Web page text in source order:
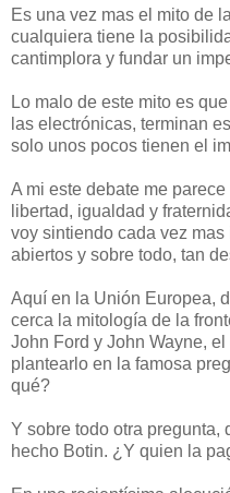
Es una vez mas el mito de
cualquiera tiene la
cantimplora y fundar un
Lo malo de este mito es
las electrónicas, terminan
solo unos pocos tienen el
A mi este debate me
libertad, igualdad y
voy sintiendo cada vez
abiertos y sobre todo, tan
Aquí en la Unión Europea,
cerca la mitología de la
John Ford y John Wayne,
plantearlo en la famosa
qué?
Y sobre todo otra pregunta,
hecho Botin. ¿Y quien la